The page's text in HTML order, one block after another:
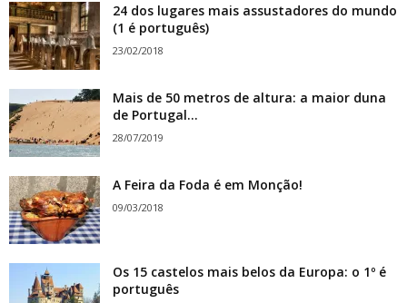
24 dos lugares mais assustadores do mundo
(1 é português)
23/02/2018
Mais de 50 metros de altura: a maior duna
de Portugal...
28/07/2019
A Feira da Foda é em Monção!
09/03/2018
Os 15 castelos mais belos da Europa: o 1º é
português